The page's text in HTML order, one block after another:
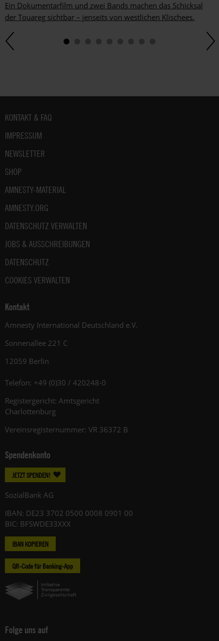
Ein Dokumentarfilm und zwei Bands machen das Schicksal
der Touareg sichtbar – jenseits von westlichen Klischees.
Fußbereich
KONTAKT & FAQ
IMPRESSUM
NEWSLETTER
SHOP
AMNESTY-MATERIAL
AMNESTY.ORG
DATENSCHUTZ VERWALTEN
JOBS & AUSSCHREIBUNGEN
DATENSCHUTZ
COOKIES VERWALTEN
Kontakt
Amnesty International Deutschland e.V.
Sonnenallee 221 C
12059 Berlin
Telefon: +49 (0)30 / 420248-0
Registergericht: Amtsgericht
Charlottenburg
Vereinsregisternummer: VR 36372 B
Spendenkonto
JETZT SPENDEN!
SozialBank AG
IBAN: DE23 3702 0500 0008 0901 00
BIC: BFSWDE33XXX
IBAN KOPIEREN
QR-Code für Banking-App
Folge uns auf